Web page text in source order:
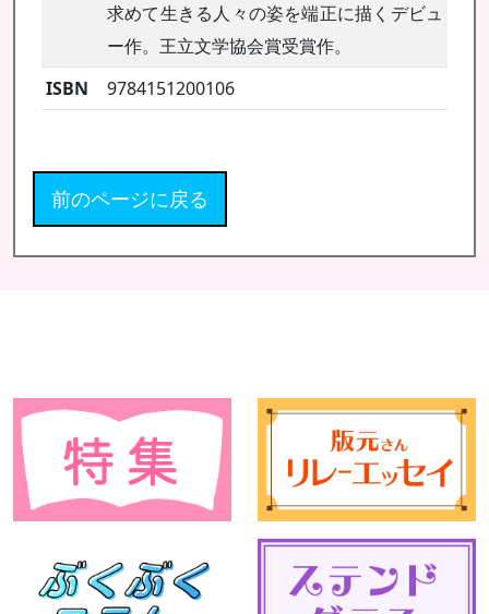
求めて生きる人々の姿を端正に描くデビュ
ー作。王立文学協会賞受賞作。
ISBN
9784151200106
前のページに戻る